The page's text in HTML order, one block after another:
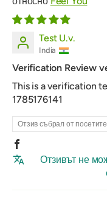
Test U.v.
India
Verification Review
This is a verification
1785176141
Отзив събрал от
Отзивът не